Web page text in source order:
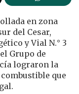
en zona
del Cesar,
y Vial N.° 3
Grupo de
lograron la
que